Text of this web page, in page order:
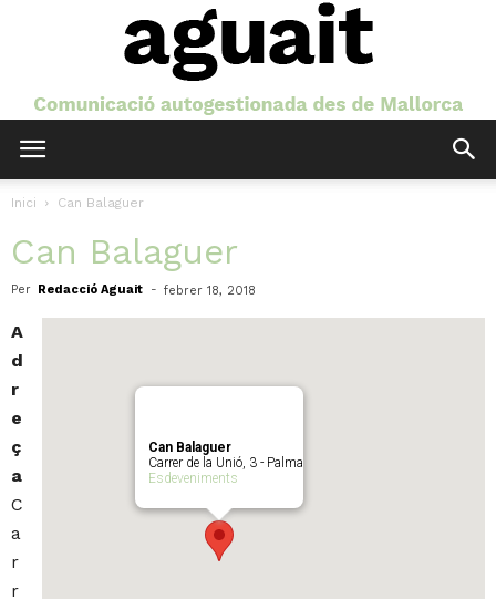
Inici Can Balaguer
Can Balaguer
Per Redacció Aguait - febrer 18, 2018
Can Balaguer
Carrer de la Unió, 3 - Palma
Esdeveniments
A
d
r
e
ç
a
C
a
r
r